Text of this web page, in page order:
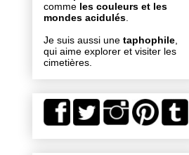
comme les couleurs et les
mondes acidulés
Je suis aussi une taphophile
qui aime explorer et visiter les
cimetières.